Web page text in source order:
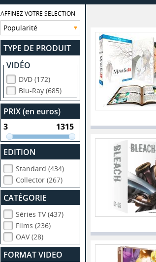
AFFINEZ VOTRE SELECTION
TYPE DE PRODUIT
VIDÉO
DVD (172)
Blu-Ray (685)
PRIX (en euros)
EDITION
Standard (434)
Collector (267)
CATÉGORIE
Séries TV (437)
Films (236)
OAV (28)
FORMAT VIDEO